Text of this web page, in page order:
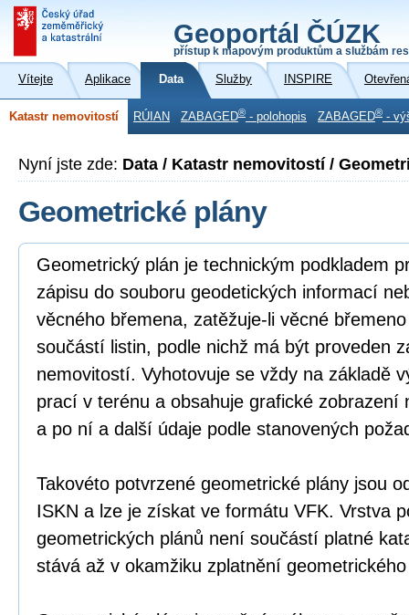
Geoportál ČÚZK
přístup k mapovým produktům a službám
Vítejte Aplikace Data Služby INSPIRE
Katastr nemovitostí RÚIAN ZABAGED® - polohopis ZABAGED® -
Nyní jste zde: Data / Katastr nemovitostí /
Geometrické plány
Geometrický plán je technickým podkladem
zápisu do souboru geodetických informací
věcného břemena, zatěžuje-li věcné
součástí listin, podle nichž má být proveden
nemovitostí. Vyhotovuje se vždy na základě
prací v terénu a obsahuje grafické zobrazení
a po ní a další údaje podle stanovených
Takovéto potvrzené geometrické plány jsou
ISKN a lze je získat ve formátu VFK. Vrstva
geometrických plánů není součástí platné
stává až v okamžiku zplatnění